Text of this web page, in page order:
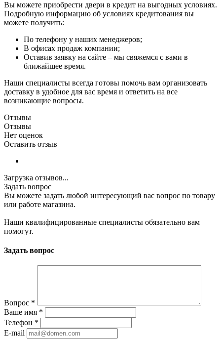
Вы можете приобрести двери в кредит на выгодных условиях.
Подробную информацию об условиях кредитования вы
можете получить:
По телефону у наших менеджеров;
В офисах продаж компании;
Оставив заявку на сайте – мы свяжемся с вами в
ближайшее время.
Наши специалисты всегда готовы помочь вам организовать
доставку в удобное для вас время и ответить на все
возникающие вопросы.
Отзывы
Отзывы
Нет оценок
Оставить отзыв
Загрузка отзывов...
Задать вопрос
Вы можете задать любой интересующий вас вопрос по товару
или работе магазина.
Наши квалифицированные специалисты обязательно вам
помогут.
Задать вопрос
Вопрос *
Ваше имя *
Телефон *
E-mail